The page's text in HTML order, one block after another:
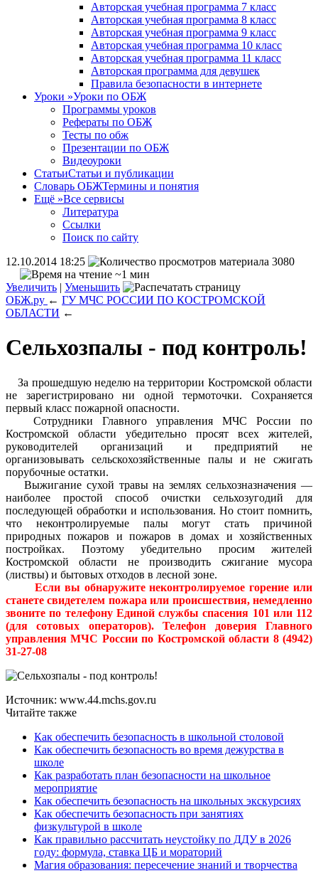
Авторская учебная программа 7 класс
Авторская учебная программа 8 класс
Авторская учебная программа 9 класс
Авторская учебная программа 10 класс
Авторская учебная программа 11 класс
Авторская программа для девушек
Правила безопасности в интернете
Уроки »Уроки по ОБЖ
Программы уроков
Рефераты по ОБЖ
Тесты по обж
Презентации по ОБЖ
Видеоуроки
СтатьиСтатьи и публикации
Словарь ОБЖТермины и понятия
Ещё »Все сервисы
Литература
Ссылки
Поиск по сайту
12.10.2014 18:25
3080
~1 мин
Увеличить | Уменьшить
ОБЖ.ру ← ГУ МЧС РОССИИ ПО КОСТРОМСКОЙ
ОБЛАСТИ ←
Сельхозпалы - под контроль!
За прошедшую неделю на территории Костромской области
не зарегистрировано ни одной термоточки. Сохраняется
первый класс пожарной опасности.
Сотрудники Главного управления МЧС России по
Костромской области убедительно просят всех жителей,
руководителей организаций и предприятий не
организовывать сельскохозяйственные палы и не сжигать
порубочные остатки.
Выжигание сухой травы на землях сельхозназначения —
наиболее простой способ очистки сельхозугодий для
последующей обработки и использования. Но стоит помнить,
что неконтролируемые палы могут стать причиной
природных пожаров и пожаров в домах и хозяйственных
постройках. Поэтому убедительно просим жителей
Костромской области не производить сжигание мусора
(листвы) и бытовых отходов в лесной зоне.
Если вы обнаружите неконтролируемое горение или
станете свидетелем пожара или происшествия, немедленно
звоните по телефону Единой службы спасения 101 или 112
(для сотовых операторов). Телефон доверия Главного
управления МЧС России по Костромской области 8 (4942)
31-27-08
Источник: www.44.mchs.gov.ru
Читайте также
Как обеспечить безопасность в школьной столовой
Как обеспечить безопасность во время дежурства в
школе
Как разработать план безопасности на школьное
мероприятие
Как обеспечить безопасность на школьных экскурсиях
Как обеспечить безопасность при занятиях
физкультурой в школе
Как правильно рассчитать неустойку по ДДУ в 2026
году: формула, ставка ЦБ и мораторий
Магия образования: пересечение знаний и творчества